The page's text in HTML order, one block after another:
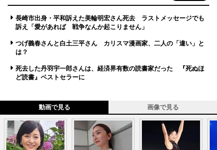
長崎市出身・平和訴えた美輪明宏さん死去 ラストメッセージでも
訴え「愛があれば 戦争なんか起こりません」
つげ義春さんと白土三平さん カリスマ漫画家、二人の「違い」と
は？
死去した丹羽宇一郎さんは、経済界有数の読書家だった 『死ぬほ
ど読書』ベストセラーに
動画で見る 画像で見る